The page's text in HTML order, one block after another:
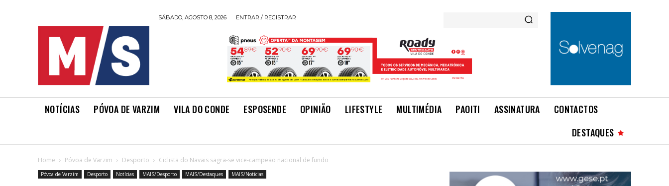
SÁBADO, AGOSTO 8, 2026 ENTRAR / REGISTRAR
NOTÍCIAS PÓVOA DE VARZIM VILA DO CONDE ESPOSENDE OPINIÃO LIFESTYLE MULTIMÉDIA PAOITI ASSINATURA
CONTACTOS
DESTAQUES
Home Póvoa de Varzim Desporto Ciclista do Navais sagra-se vice-campeão nacional de fundo
Póvoa de Varzim Desporto Notícias MAIS/Desporto MAIS/Destaques MAIS/Notícias